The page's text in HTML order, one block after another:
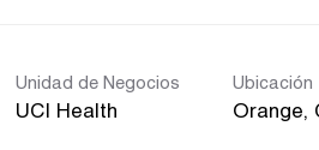
Unidad de Negocios
UCI Health
Ubicación